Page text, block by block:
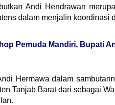
Andi Hendrawan
dalam menjalin koordinasi
Pemuda Mandiri, Bupati
Hermawa dalam
Tanjab Barat dari sebagai